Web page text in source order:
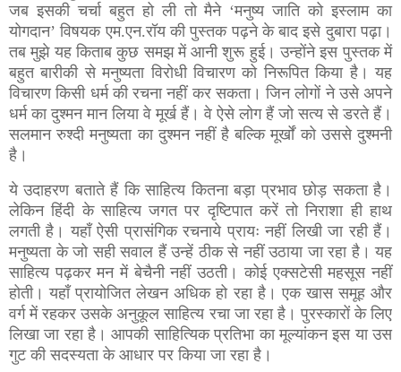
जब इसकी चर्चा बहुत हो ली तो मैने ‘मनुष्य जाति को इस्लाम का
योगदान’ विषयक एम.एन.रॉय की पुस्तक पढ़ने के बाद इसे दुबारा पढ़ा।
तब मुझे यह किताब कुछ समझ में आनी शुरू हुई। उन्होंने इस पुस्तक में
बहुत बारीकी से मनुष्यता विरोधी विचारण को निरूपित किया है। यह
विचारण किसी धर्म की रचना नहीं कर सकता। जिन लोगों ने उसे अपने
धर्म का दुश्मन मान लिया वे मूर्ख हैं। वे ऐसे लोग हैं जो सत्य से डरते हैं।
सलमान रुश्दी मनुष्यता का दुश्मन नहीं है बल्कि मूर्खों को उससे दुश्मनी
है।
ये उदाहरण बताते हैं कि साहित्य कितना बड़ा प्रभाव छोड़ सकता है।
लेकिन हिंदी के साहित्य जगत पर दृष्टिपात करें तो निराशा ही हाथ
लगती है। यहाँ ऐसी प्रासंगिक रचनाये प्रायः नहीं लिखी जा रही हैं।
मनुष्यता के जो सही सवाल हैं उन्हें ठीक से नहीं उठाया जा रहा है। यह
साहित्य पढ़कर मन में बेचैनी नहीं उठती। कोई एक्सटेसी महसूस नहीं
होती। यहाँ प्रायोजित लेखन अधिक हो रहा है। एक खास समूह और
वर्ग में रहकर उसके अनुकूल साहित्य रचा जा रहा है। पुरस्कारों के लिए
लिखा जा रहा है। आपकी साहित्यिक प्रतिभा का मूल्यांकन इस या उस
गुट की सदस्यता के आधार पर किया जा रहा है।